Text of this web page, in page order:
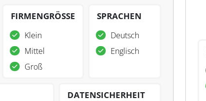
FIRMENGRÖSSE
Klein
Mittel
Groß
SPRACHEN
Deutsch
Englisch
DATENSICHERHEIT